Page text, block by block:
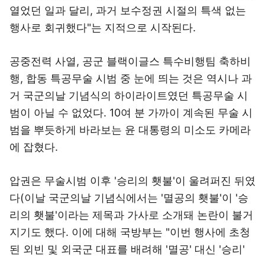
열었던 일과 달리, 과거 보수정권 시절의 특색 없는
행사로 회귀했다"는 지적으로 시작된다.
공중전력 사열, 공군 블랙이글스 특수비행팀 축하비
행, 합동 특공무술 시범 중 눈에 띄는 것은 역시나 과
거 국군의날 기념식의 하이라이트였던 특공무술 시
범이 아닐 수 없었다. 10여 분 가까이 계속된 무술 시
범을 뿌듯하게 바라보는 윤 대통령의 미소도 카메라
에 잡혔다.
압권은 무술시범 이후 '승리의 횃불'이 울려퍼진 뒤였
다(이날 국군의날 기념식에서는 '멸공의 횃불'이 '승
리의 횃불'이라는 제목과 가사로 소개돼 논란이 불거
지기도 했다. 이에 대해 국방부는 "이번 행사에 초청
된 외빈 및 외국군 대표를 배려해 '멸공' 대신 '승리'